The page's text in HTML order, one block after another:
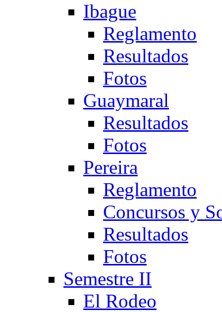
Ibague
Reglamento
Resultados
Fotos
Guaymaral
Resultados
Fotos
Pereira
Reglamento
Concursos y
Resultados
Fotos
Semestre II
El Rodeo